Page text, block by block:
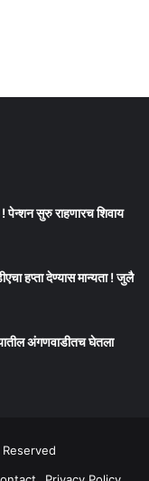
! पेन्शन सुरु राहणारच शिवाय
हप्ता देण्यास मान्यता ! जुलै
अंगणवाडीतच घेतला